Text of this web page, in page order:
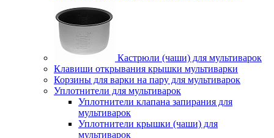
Кастрюли (чаши) для мультиварок
Клавиши открывания крышки мультиварки
Корзины для варки на пару для мультиварок
Уплотнители для мультиварок
Уплотнители клапана запирания для
мультиварок
Уплотнители крышки (чаши) для
мультиварок